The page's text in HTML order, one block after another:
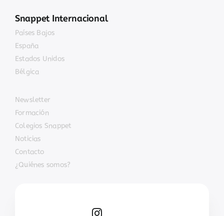
Snappet Internacional
Países Bajos
España
Estados Unidos
Bélgica
Newsletter
Formación
Colegios Snappet
Noticias
Contacto
¿Quiénes somos?